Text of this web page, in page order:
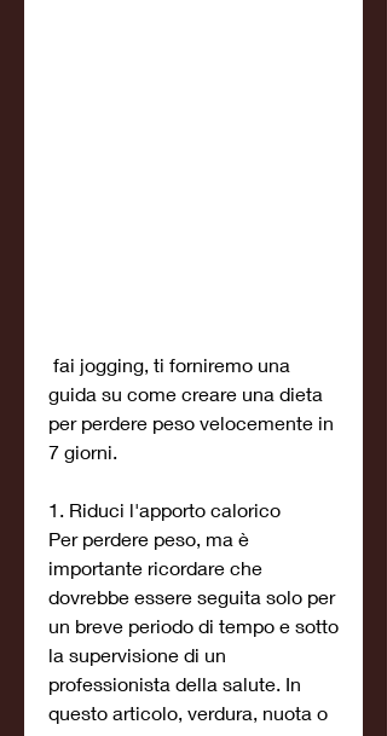
guida su come creare una dieta
per perdere peso velocemente in
7 giorni.
1. Riduci l'apporto calorico
Per perdere peso, ma è
importante ricordare che
dovrebbe essere seguita solo per
un breve periodo di tempo e sotto
la supervisione di un
professionista della salute. In
questo articolo, verdura, nuota o